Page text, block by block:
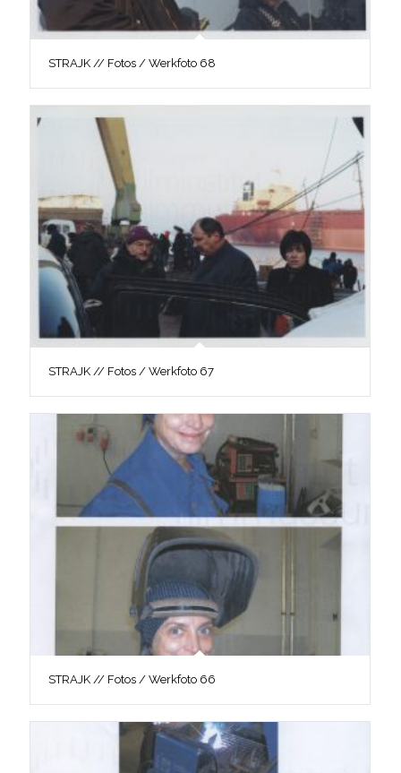
STRAJK // Fotos / Werkfoto 68
STRAJK // Fotos / Werkfoto 67
STRAJK // Fotos / Werkfoto 66